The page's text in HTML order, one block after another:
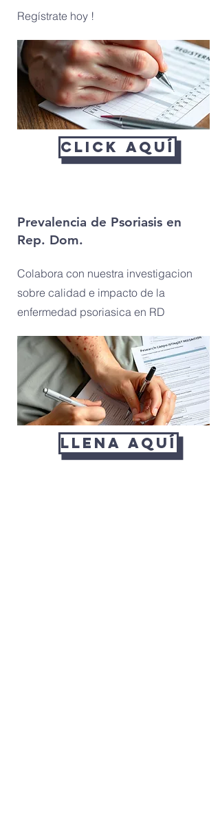
Regístrate hoy !
Click Aquí
Prevalencia de Psoriasis en
Rep. Dom.
Colabora con nuestra investigacion
sobre calidad e impacto de la
enfermedad psoriasica en RD
Llena Aquí